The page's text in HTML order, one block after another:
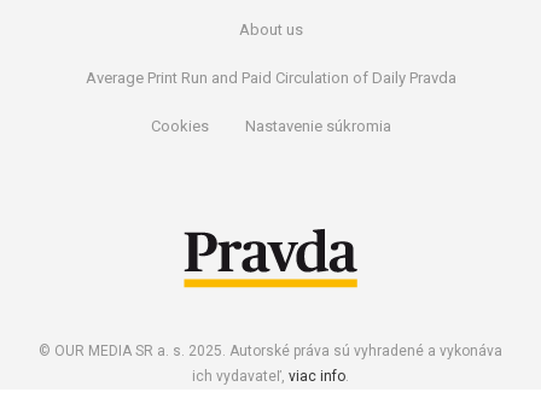
About us
Average Print Run and Paid Circulation of Daily Pravda
Cookies Nastavenie súkromia
© OUR MEDIA SR a. s. 2025. Autorské práva sú vyhradené a vykonáva
ich vydavateľ, viac info